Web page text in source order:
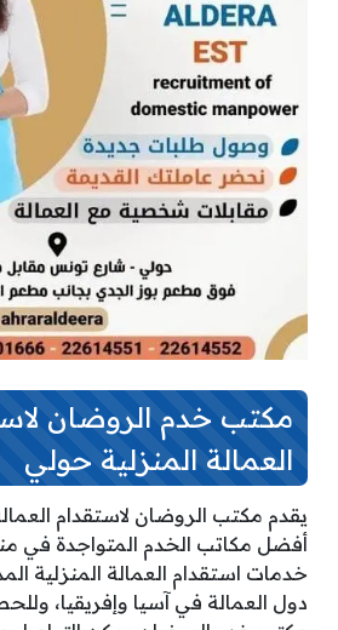
مكتب خدم الروضان
العمالة المنزلية حولي
يقدم مكتب الروضان لاستقدام
أفضل مكاتب الخدم المتواجدة في
خدمات استقدام العمالة المنزلية
دول العمالة في آسيا وإفريقيا،